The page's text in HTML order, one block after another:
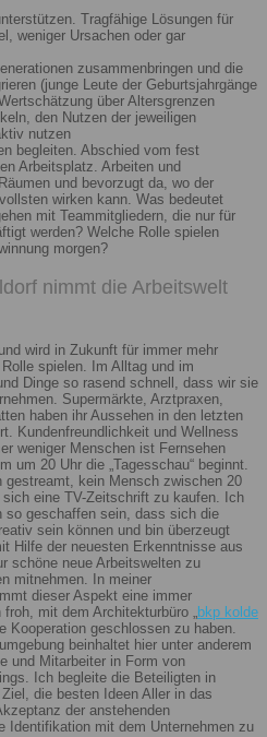
Tragfähige Lösungen für
weniger Ursachen oder gar
zusammenbringen und die
(junge Leute der Geburtsjahrgänge
über Altersgrenzen
den Nutzen der jeweiligen
nutzen
begleiten. Abschied vom fest
Arbeitsplatz. Arbeiten und
und bevorzugt da, wo der
wirken kann. Was bedeutet
mit Teammitgliedern, die nur für
werden? Welche Rolle spielen
morgen?
nimmt die Arbeitswelt
wird in Zukunft für immer mehr
spielen. Im Alltag und im
Dinge so rasend schnell, dass wir sie
Supermärkte, Arztpraxen,
haben ihr Aussehen in den letzten
Kundenfreundlichkeit und Wellness
weniger Menschen ist Fernsehen
um 20 Uhr die „Tagesschau“ beginnt.
gestreamt, kein Mensch zwischen 20
eine TV-Zeitschrift zu kaufen. Ich
so geschaffen sein, dass sich die
sein können und bin überzeugt
Hilfe der neuesten Erkenntnisse aus
schöne neue Arbeitswelten zu
mitnehmen. In meiner
dieser Aspekt eine immer
mit dem Architekturbüro „bkp kolde
Kooperation geschlossen zu haben.
beinhaltet hier unter anderem
und Mitarbeiter in Form von
Ich begleite die Beteiligten in
die besten Ideen Aller in das
der anstehenden
Identifikation mit dem Unternehmen zu